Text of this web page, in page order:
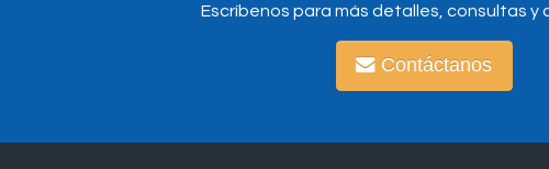
Escríbenos para más detalles, consultas y
Contáctanos